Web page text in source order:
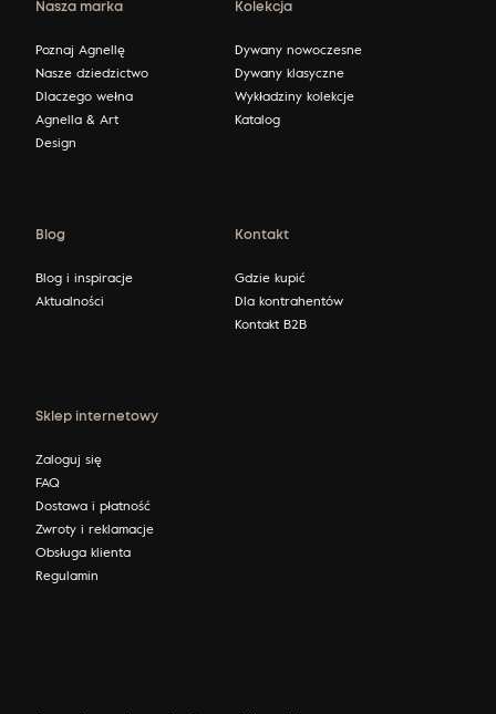
Nasza marka
Poznaj Agnellę
Nasze dziedzictwo
Dlaczego wełna
Agnella & Art
Design
Kolekcja
Dywany nowoczesne
Dywany klasyczne
Wykładziny kolekcje
Katalog
Blog
Blog i inspiracje
Aktualności
Kontakt
Gdzie kupić
Dla kontrahentów
Kontakt B2B
Sklep internetowy
Zaloguj się
FAQ
Dostawa i płatność
Zwroty i reklamacje
Obsługa klienta
Regulamin